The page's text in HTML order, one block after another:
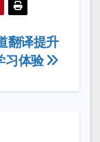
翻译提升
习体验